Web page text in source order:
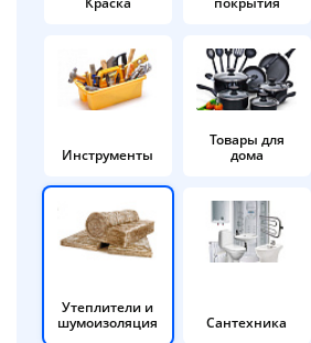
Инструменты
Товары для
дома
Утеплители и
шумоизоляция
Сантехника
в корзину
Оплачивайте сегодня только
25% картой любого банка
Получайте товар
выбранный способом
Оставшиеся
% будут